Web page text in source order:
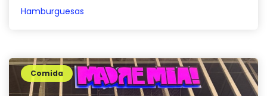
Hamburguesas
Comida